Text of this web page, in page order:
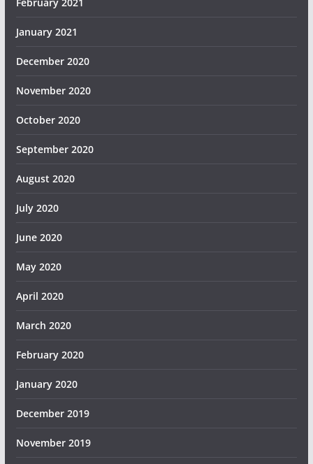
January 2021
December 2020
November 2020
October 2020
September 2020
August 2020
July 2020
June 2020
May 2020
April 2020
March 2020
February 2020
January 2020
December 2019
November 2019